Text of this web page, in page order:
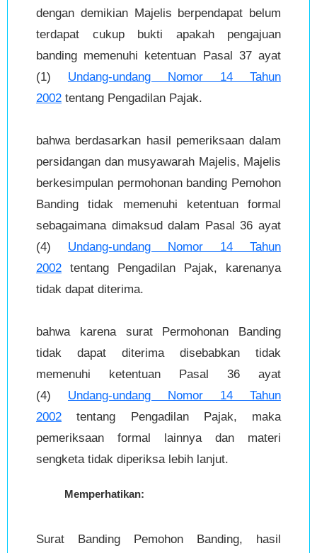
dengan demikian Majelis berpendapat belum
terdapat cukup bukti apakah pengajuan
banding memenuhi ketentuan Pasal 37 ayat
(1) Undang-undang Nomor 14 Tahun
2002 tentang Pengadilan Pajak.
bahwa berdasarkan hasil pemeriksaan dalam
persidangan dan musyawarah Majelis, Majelis
berkesimpulan permohonan banding Pemohon
Banding tidak memenuhi ketentuan formal
sebagaimana dimaksud dalam Pasal 36 ayat
(4) Undang-undang Nomor 14 Tahun
2002 tentang Pengadilan Pajak, karenanya
tidak dapat diterima.
bahwa karena surat Permohonan Banding
tidak dapat diterima disebabkan tidak
memenuhi ketentuan Pasal 36 ayat
(4) Undang-undang Nomor 14 Tahun
2002 tentang Pengadilan Pajak, maka
pemeriksaan formal lainnya dan materi
sengketa tidak diperiksa lebih lanjut.
Memperhatikan:
Surat Banding Pemohon Banding, hasil